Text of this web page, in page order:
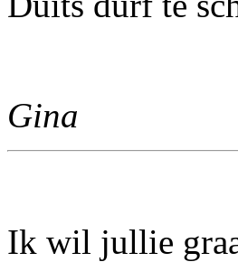
Gina
Ik wil jullie